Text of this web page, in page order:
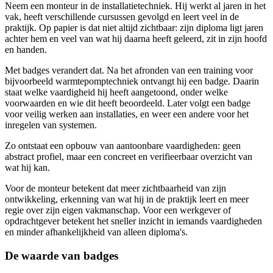
Neem een monteur in de installatietechniek. Hij werkt al jaren in het
vak, heeft verschillende cursussen gevolgd en leert veel in de
praktijk. Op papier is dat niet altijd zichtbaar: zijn diploma ligt jaren
achter hem en veel van wat hij daarna heeft geleerd, zit in zijn hoofd
en handen.
Met badges verandert dat. Na het afronden van een training voor
bijvoorbeeld warmtepomptechniek ontvangt hij een badge. Daarin
staat welke vaardigheid hij heeft aangetoond, onder welke
voorwaarden en wie dit heeft beoordeeld. Later volgt een badge
voor veilig werken aan installaties, en weer een andere voor het
inregelen van systemen.
Zo ontstaat een opbouw van aantoonbare vaardigheden: geen
abstract profiel, maar een concreet en verifieerbaar overzicht van
wat hij kan.
Voor de monteur betekent dat meer zichtbaarheid van zijn
ontwikkeling, erkenning van wat hij in de praktijk leert en meer
regie over zijn eigen vakmanschap. Voor een werkgever of
opdrachtgever betekent het sneller inzicht in iemands vaardigheden
en minder afhankelijkheid van alleen diploma's.
De waarde van badges